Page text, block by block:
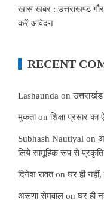
खास खबर : उत्तराखण्ड
करें आवेदन
RECENT
Lashaunda on
मुकताonशिक्षा प्रसार
Subhash Nautiyal on
लिये सामूहिक रूप से
दिनेश रावतonघर ही नहीं,
अरूणा सेमवाल onघर ही